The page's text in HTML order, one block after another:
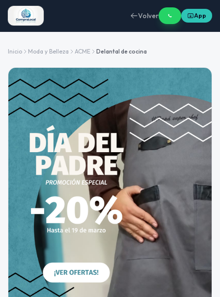
Volver App
Inicio Moda y Belleza ACME Delantal de cocina